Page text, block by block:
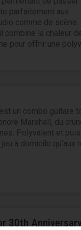
parfaitement aux
comme de scène.
combine la chaleur
pour offrir une
est un combo guitare
Marshall, du
Polyvalent et
à domicile qu’aux
30th Anniversary